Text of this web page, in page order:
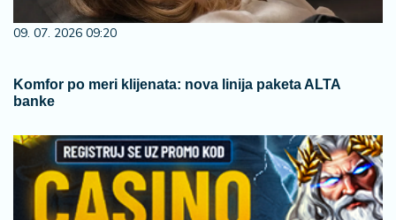
09. 07. 2026 09:20
Komfor po meri klijenata: nova linija paketa ALTA
banke